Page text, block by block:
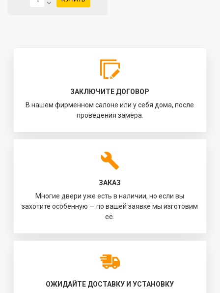
ЗАКЛЮЧИТЕ ДОГОВОР
В нашем фирменном салоне или у себя дома, после
проведения замера.
ЗАКАЗ
Многие двери уже есть в наличии, но если вы
захотите особенную — по вашей заявке мы изготовим
её.
ОЖИДАЙТЕ ДОСТАВКУ И УСТАНОВКУ